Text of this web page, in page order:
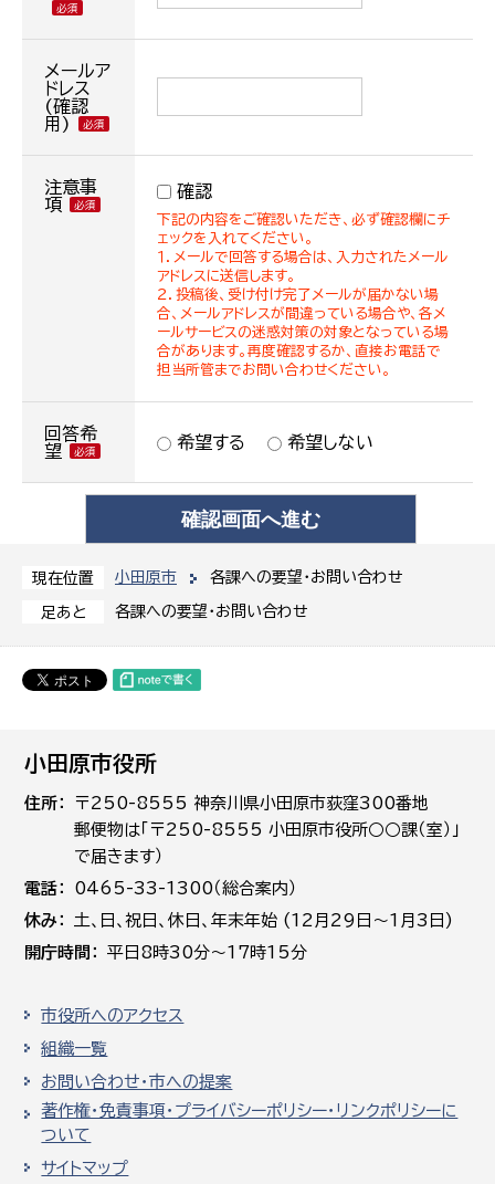
現在位置 小田原市 各課への要望・お問い合わせ
足あと 各課への要望・お問い合わせ
メールア
ドレス
(確認
用)
注意事
項
確認
下記の内容をご確認いただき、必ず確認欄にチ
ェックを入れてください。
１．メールで回答する場合は、入力されたメール
アドレスに送信します。
２．投稿後、受け付け完了メールが届かない場
合、メールアドレスが間違っている場合や、各メ
ールサービスの迷惑対策の対象となっている場
合があります。再度確認するか、直接お電話で
担当所管までお問い合わせください。
回答希
望
希望する 希望しない
小田原市役所
住所
〒250-8555 神奈川県小田原市荻窪300番地
郵便物は「〒250-8555 小田原市役所○○課（室）」
で届きます）
電話
0465-33-1300（総合案内）
休み
土､日､祝日、休日、年末年始 (12月29日～1月3日)
開庁時間
平日8時30分～17時15分
市役所へのアクセス
組織一覧
お問い合わせ・市への提案
著作権・免責事項・プライバシーポリシー・リンクポリシーに
ついて
サイトマップ